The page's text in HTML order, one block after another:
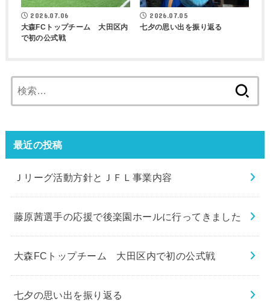
2026.07.06
大森FCトップチーム 大田区内
で初の公式戦
2026.07.05
七夕の思い出を振り返る
索:
最近の投稿
Ｊリーグ活動方針とＪＦＬ事業内容
藤原茜選手の応援で後楽園ホールに行ってきました
大森FCトップチーム 大田区内で初の公式戦
七夕の思い出を振り返る